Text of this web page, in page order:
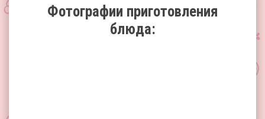
Фотографии приготовления
блюда: